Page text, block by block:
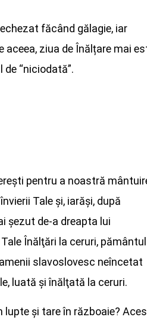
făcând gălagie, iar
aceea, ziua de Înălțare mai
“niciodată”.
pentru a noastră
Tale şi, iarăşi, după
şezut de-a dreapta lui
Înălţări la ceruri, pământul
slavoslovesc neîncetat
luată şi înălţată la ceruri.
lupte şi tare în războaie?